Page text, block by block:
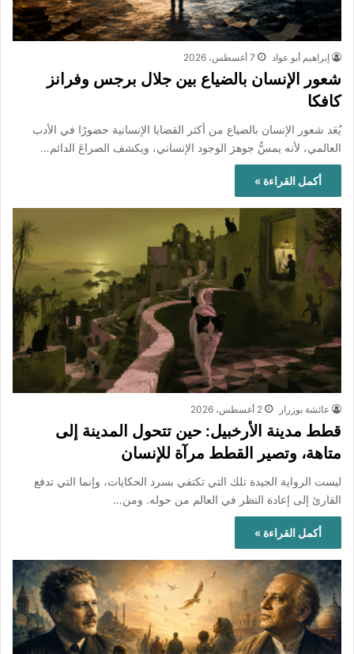
إبراهيم أبو عواد 7 أغسطس، 2026
شعور الإنسان بالضياع بين جلال برجس وفرانز
كافكا
يُعَد شعور الإنسان بالضياع من أكثر القضايا الإنسانية حضورًا في الأدب
العالمي، لأنه يمسُّ جوهرَ الوجود الإنساني، ويكشف الصراعَ الدائم…
أكمل القراءة »
عائشة بوزرار 2 أغسطس، 2026
قطط مدينة الأرخبيل: حين تتحول المدينة إلى
متاهة، وتصير القطط مرآة للإنسان
ليست الرواية الجيدة تلك التي تكتفي بسرد الحكايات، وإنما التي تدفع
القارئ إلى إعادة النظر في العالم من حوله. ومن…
أكمل القراءة »